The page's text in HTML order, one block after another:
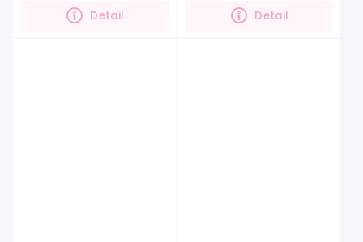
Detail
ktorý Vám zahalí dekolt a...
Detail
prepracovaným zvrškom....